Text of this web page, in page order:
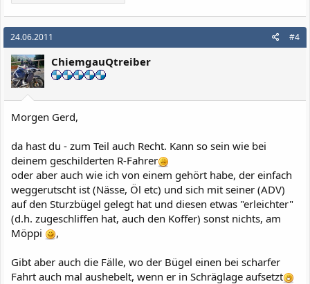
24.06.2011 #4
ChiemgauQtreiber
Morgen Gerd,
da hast du - zum Teil auch Recht. Kann so sein wie bei
deinem geschilderten R-Fahrer
oder aber auch wie ich von einem gehört habe, der einfach
weggerutscht ist (Nässe, Öl etc) und sich mit seiner (ADV)
auf den Sturzbügel gelegt hat und diesen etwas "erleichter"
(d.h. zugeschliffen hat, auch den Koffer) sonst nichts, am
Möppi
,
Gibt aber auch die Fälle, wo der Bügel einen bei scharfer
Fahrt auch mal aushebelt, wenn er in Schräglage aufsetzt